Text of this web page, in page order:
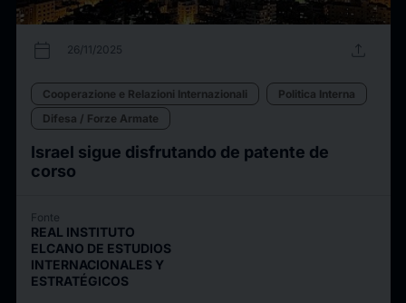
calendar_today 26/11/2025 upload
Cooperazione e Relazioni Internazionali
Politica Interna
Difesa / Forze Armate
Israel sigue disfrutando de patente de
corso
Fonte
REAL INSTITUTO
ELCANO DE ESTUDIOS
INTERNACIONALES Y
ESTRATÉGICOS